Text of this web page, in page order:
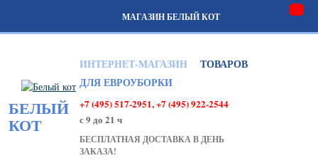
МАГАЗИН БЕЛЫЙ КОТ
БЕЛЫЙ
КОТ
ИНТЕРНЕТ-МАГАЗИН
ТОВАРОВ
ДЛЯ ЕВРОУБОРКИ
+7 (495) 517-2951, +7 (495) 922-2544
с 9 до 21 ч
БЕСПЛАТНАЯ ДОСТАВКА В ДЕНЬ
ЗАКАЗА!